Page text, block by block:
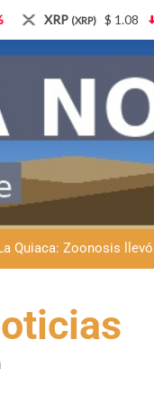
marchará contra
en el Senado: “No
Quiaca: Zoonosis
marchará contra
en el Senado: “No
3.87% Solana(SOL)